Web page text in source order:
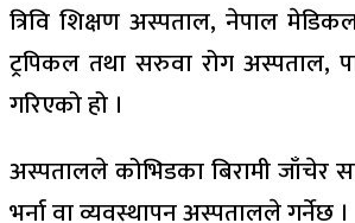
त्रिवि शिक्षण अस्पताल, नेपाल
ट्रपिकल तथा सरुवा रोग अस्पताल,
गरिएको हो ।
अस्पतालले कोभिडका बिरामी जाँचेर
भर्ना वा व्यवस्थापन अस्पतालले गर्नेछ ।